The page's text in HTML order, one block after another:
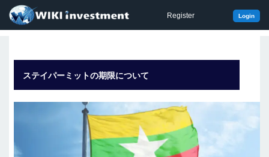
Register Login
ステイパーミットの期限について